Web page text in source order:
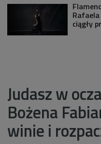
ciągły
Judasz w
Bożena
winie i